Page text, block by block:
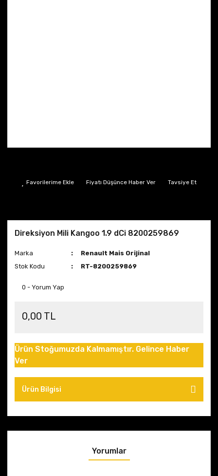
Fiyatı Düşünce Haber Ver Tavsiye Et
Direksiyon Mili Kangoo 1.9 dCi 8200259869
Marka
Renault Mais Orijinal
Stok Kodu
RT-8200259869
0 - Yorum Yap
0,00 TL
Ürün Stoğumuzda Kalmamıştır. Gelince Haber
Ver
Ürün Bilgisi
Yorumlar